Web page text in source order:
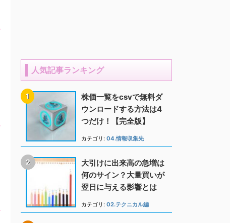
人気記事ランキング
株価一覧をcsvで無料ダ
ウンロードする方法は4
つだけ！【完全版】
カテゴリ: 04.情報収集先
大引けに出来高の急増は
何のサイン？大量買いが
翌日に与える影響とは
カテゴリ: 02.テクニカル編